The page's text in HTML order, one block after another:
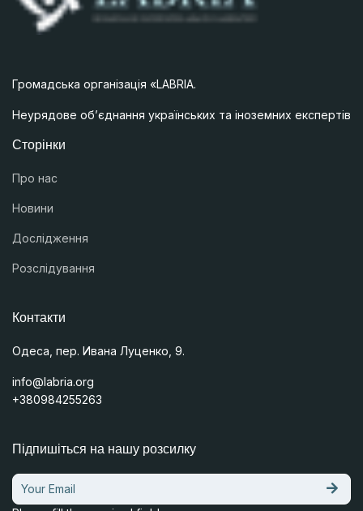
Громадська організація «LABRIA.
Неурядове об’єднання українських та іноземних експертів
Сторінки
Про нас
Новини
Дослідження
Розслідування
Контакти
Одеса, пер. Ивана Луценко, 9.
info@labria.org
+380984255263
Підпишіться на нашу розсилку